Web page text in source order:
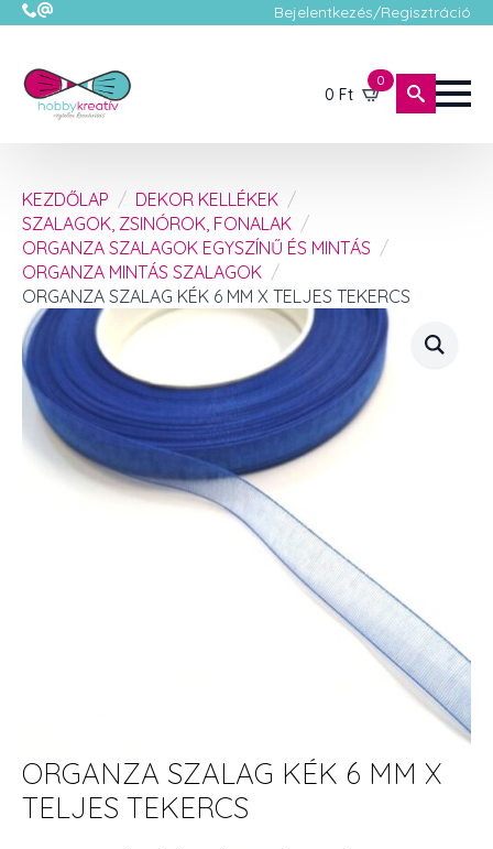
Bejelentkezés/Regisztráció
0 Ft
0
KEZDŐLAP
DEKOR KELLÉKEK
SZALAGOK, ZSINÓROK, FONALAK
ORGANZA SZALAGOK EGYSZÍNŰ ÉS MINTÁS
ORGANZA MINTÁS SZALAGOK
ORGANZA SZALAG KÉK 6 MM X TELJES TEKERCS
ORGANZA SZALAG KÉK 6 MM X
TELJES TEKERCS